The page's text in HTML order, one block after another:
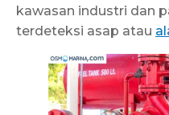
kawasan industri dan
terdeteksi asap atau